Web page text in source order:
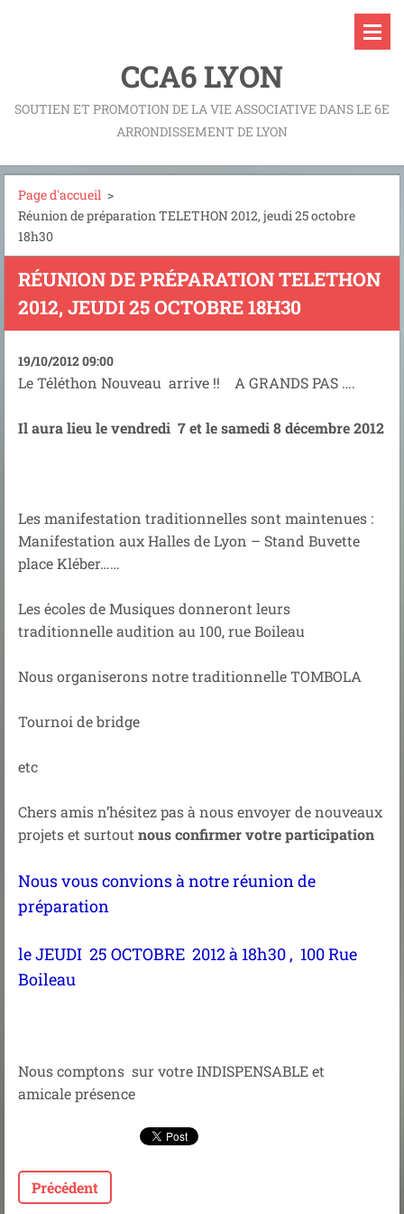
CCA6 LYON
SOUTIEN ET PROMOTION DE LA VIE ASSOCIATIVE DANS LE 6E
ARRONDISSEMENT DE LYON
Page d'accueil >
Réunion de préparation TELETHON 2012, jeudi 25 octobre
18h30
RÉUNION DE PRÉPARATION TELETHON
2012, JEUDI 25 OCTOBRE 18H30
19/10/2012 09:00
Le Téléthon Nouveau arrive !! A GRANDS PAS ….
Il aura lieu le vendredi 7 et le samedi 8 décembre 2012
Les manifestation traditionnelles sont maintenues :
Manifestation aux Halles de Lyon – Stand Buvette
place Kléber……
Les écoles de Musiques donneront leurs
traditionnelle audition au 100, rue Boileau
Nous organiserons notre traditionnelle TOMBOLA
Tournoi de bridge
etc
Chers amis n’hésitez pas à nous envoyer de nouveaux
projets et surtout nous confirmer votre participation
Nous vous convions à notre réunion de
préparation
le JEUDI 25 OCTOBRE 2012 à 18h30 , 100 Rue
Boileau
Nous comptons sur votre INDISPENSABLE et
amicale présence
Précédent